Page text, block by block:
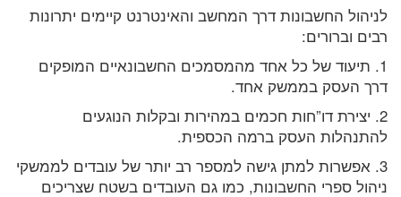
לניהול החשבונות דרך המחשב והאינטרנט קיימים יתרונות
רבים וברורים:
1. תיעוד של כל אחד מהמסמכים החשבונאיים המופקים
דרך העסק בממשק אחד.
2. יצירת דו”חות חכמים במהירות ובקלות הנוגעים
להתנהלות העסק ברמה הכספית.
3. אפשרות למתן גישה למספר רב יותר של עובדים לממשקי
ניהול ספרי החשבונות, כמו גם העובדים בשטח שצריכים